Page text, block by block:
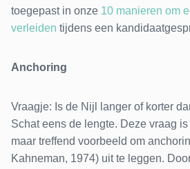
toegepast in onze 10 manieren om
verleiden tijdens een
Anchoring
Vraagje: Is de Nijl langer of korter
Schat eens de lengte. Deze vraag
maar treffend voorbeeld om
Kahneman, 1974) uit te leggen.